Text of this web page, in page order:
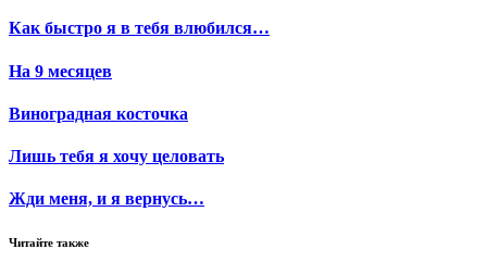
Как быстро я в тебя влюбился…
На 9 месяцев
Виноградная косточка
Лишь тебя я хочу целовать
Жди меня, и я вернусь…
Читайте также